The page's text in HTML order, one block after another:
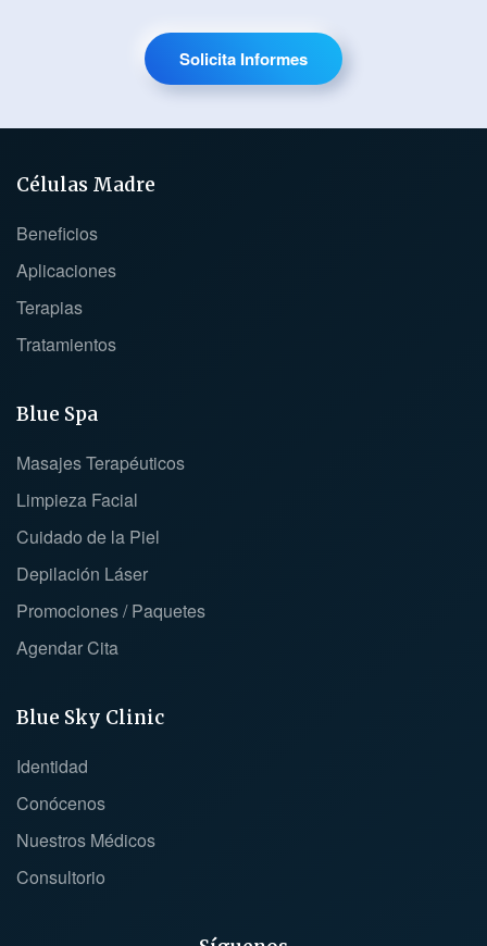
Solicita Informes
Células Madre
Beneficios
Aplicaciones
Terapias
Tratamientos
Blue Spa
Masajes Terapéuticos
Limpieza Facial
Cuidado de la Piel
Depilación Láser
Promociones / Paquetes
Agendar Cita
Blue Sky Clinic
Identidad
Conócenos
Nuestros Médicos
Consultorio